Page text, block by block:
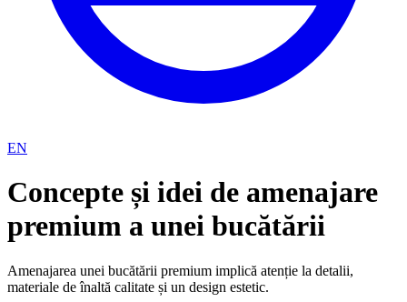
EN
Concepte și idei de amenajare
premium a unei bucătării
Amenajarea unei bucătării premium implică atenție la detalii,
materiale de înaltă calitate și un design estetic.